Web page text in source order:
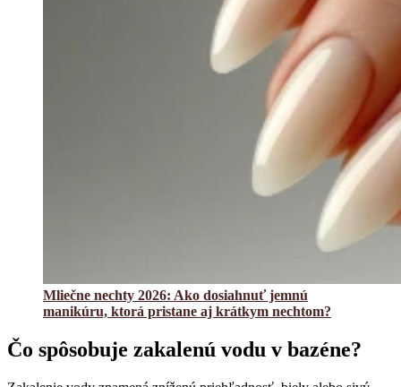
Mliečne nechty 2026: Ako dosiahnuť jemnú
manikúru, ktorá pristane aj krátkym nechtom?
Čo spôsobuje zakalenú vodu v bazéne?